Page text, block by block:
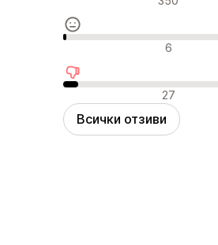
Неутрални отзиви
6
Отрицателни отзиви
27
Всички отзиви